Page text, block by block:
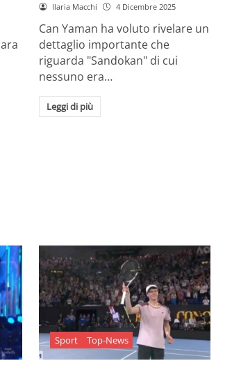
Ilaria Macchi 4 Dicembre 2025
Can Yaman ha voluto rivelare un
dettaglio importante che
riguarda "Sandokan" di cui
nessuno era…
Leggi di più
Sport Top-News